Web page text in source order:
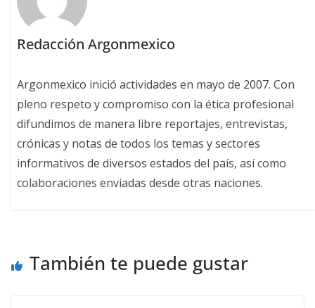
Redacción Argonmexico
Argonmexico inició actividades en mayo de 2007. Con
pleno respeto y compromiso con la ética profesional
difundimos de manera libre reportajes, entrevistas,
crónicas y notas de todos los temas y sectores
informativos de diversos estados del país, así como
colaboraciones enviadas desde otras naciones.
También te puede gustar